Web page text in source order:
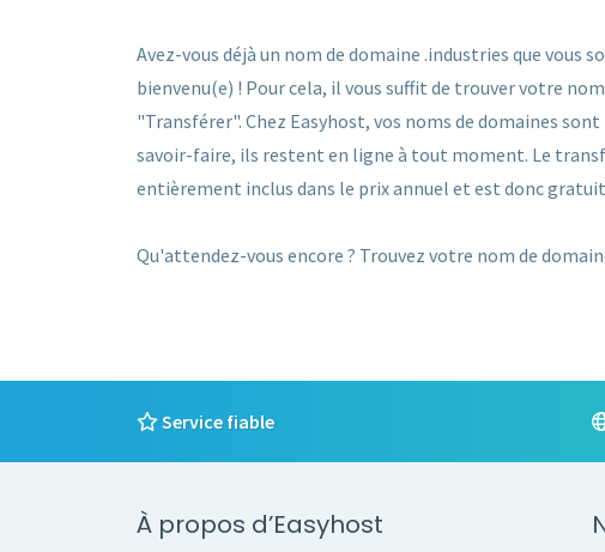
Avez-vous déjà un nom de domaine .industries que vous
bienvenu(e) ! Pour cela, il vous suffit de trouver votre
"Transférer". Chez Easyhost, vos noms de domaines
savoir-faire, ils restent en ligne à tout moment. Le
entièrement inclus dans le prix annuel et est donc
Qu'attendez-vous encore ? Trouvez votre nom de
Service fiable
À propos d’Easyhost